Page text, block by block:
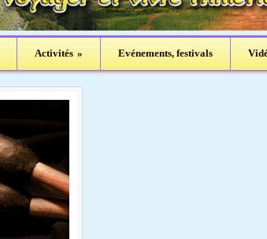
Activités » Evénements, festivals